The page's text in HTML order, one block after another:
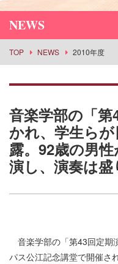
NEWS
TOP NEWS 2010年度
音楽学部の「
かれ、学生ら
露。92歳の男
演し、演奏は盛
音楽学部の「第43回定期
パス公江記念講堂で開催さ